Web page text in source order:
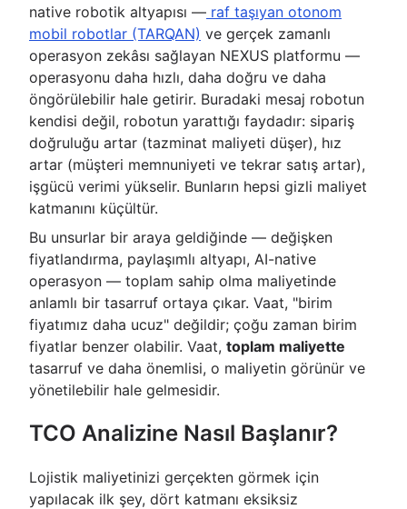
native robotik altyapısı — raf taşıyan otonom
mobil robotlar (TARQAN) ve gerçek zamanlı
operasyon zekâsı sağlayan NEXUS platformu —
operasyonu daha hızlı, daha doğru ve daha
öngörülebilir hale getirir. Buradaki mesaj robotun
kendisi değil, robotun yarattığı faydadır: sipariş
doğruluğu artar (tazminat maliyeti düşer), hız
artar (müşteri memnuniyeti ve tekrar satış artar),
işgücü verimi yükselir. Bunların hepsi gizli maliyet
katmanını küçültür.
Bu unsurlar bir araya geldiğinde — değişken
fiyatlandırma, paylaşımlı altyapı, AI-native
operasyon — toplam sahip olma maliyetinde
anlamlı bir tasarruf ortaya çıkar. Vaat, "birim
fiyatımız daha ucuz" değildir; çoğu zaman birim
fiyatlar benzer olabilir. Vaat, toplam maliyette
tasarruf ve daha önemlisi, o maliyetin görünür ve
yönetilebilir hale gelmesidir.
TCO Analizine Nasıl Başlanır?
Lojistik maliyetinizi gerçekten görmek için
yapılacak ilk şey, dört katmanı eksiksiz